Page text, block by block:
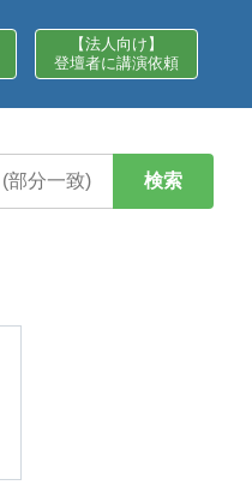
【法人向け】
登壇者に講演依頼
検索